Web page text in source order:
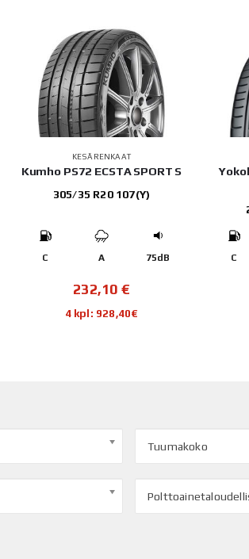
KESÄRENKAAT
Kumho PS72 ECSTA SPORT S
305/35 R20 107(Y)
C A 75dB
232,10 €
4 kpl: 928,40€
C
Tuumakoko